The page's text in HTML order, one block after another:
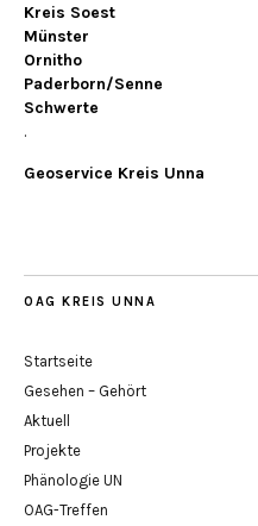
Kreis Soest
Münster
Ornitho
Paderborn/Senne
Schwerte
.
Geoservice Kreis Unna
OAG KREIS UNNA
Startseite
Gesehen – Gehört
Aktuell
Projekte
Phänologie UN
OAG-Treffen